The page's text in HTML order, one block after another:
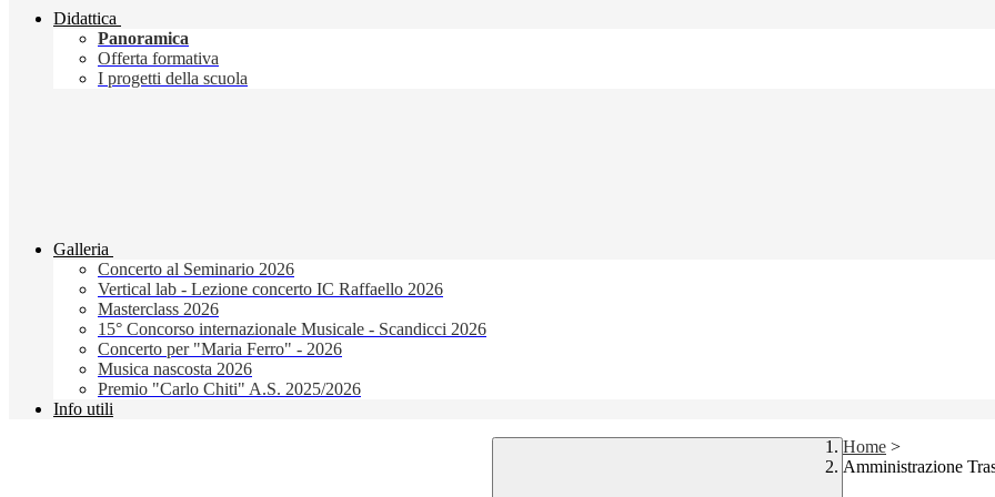
Didattica
Panoramica
Offerta formativa
I progetti della scuola
Galleria
Concerto al Seminario 2026
Vertical lab - Lezione concerto IC Raffaello 2026
Masterclass 2026
15° Concorso internazionale Musicale - Scandicci 2026
Concerto per "Maria Ferro" - 2026
Musica nascosta 2026
Premio "Carlo Chiti" A.S. 2025/2026
Info utili
Home >
Amministrazione